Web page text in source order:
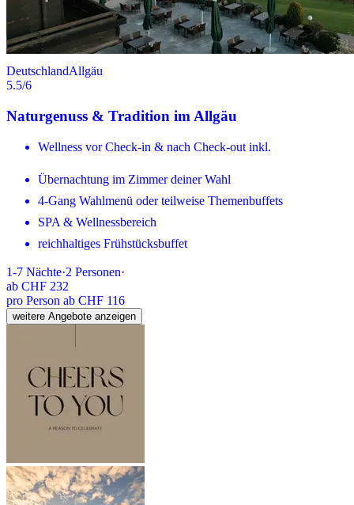
DeutschlandAllgäu
5.5/6
Naturgenuss & Tradition im Allgäu
Wellness vor Check-in & nach Check-out inkl.
Übernachtung im Zimmer deiner Wahl
4-Gang Wahlmenü oder teilweise Themenbuffets
SPA & Wellnessbereich
reichhaltiges Frühstücksbuffet
1-7 Nächte·2 Personen·
ab CHF 232
pro Person ab CHF 116
weitere Angebote anzeigen